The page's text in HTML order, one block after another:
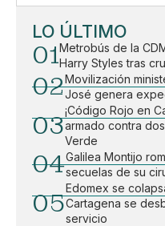
LO ÚLTIMO
01Metrobús de la
Harry Styles tras
02Movilización
José genera
03
¡Código Rojo en
armado contra
Verde
04Galilea Montijo
secuelas de su
05
Edomex se
Cartagena se
servicio